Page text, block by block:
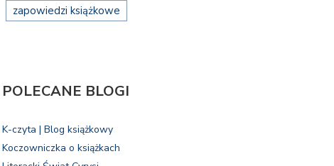
zapowiedzi książkowe
POLECANE BLOGI
K-czyta | Blog książkowy
Koczowniczka o książkach